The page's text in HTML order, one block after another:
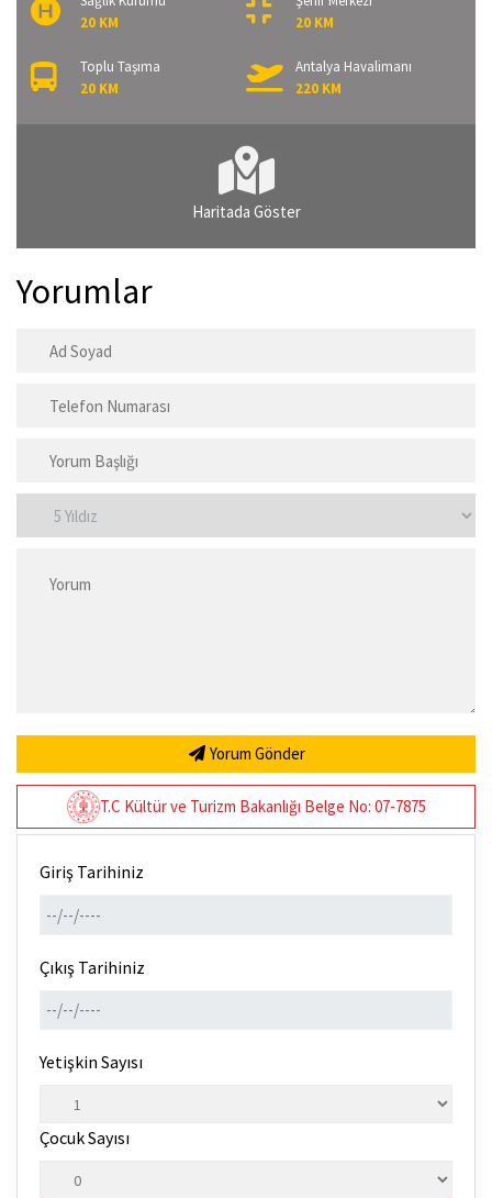
20 KM
20 KM
Toplu Taşıma
20 KM
Antalya Havalimanı
220 KM
Haritada Göster
Yorumlar
Yorum Gönder
T.C Kültür ve Turizm Bakanlığı Belge No: 07-7875
Giriş Tarihiniz
Çıkış Tarihiniz
Yetişkin Sayısı
Çocuk Sayısı